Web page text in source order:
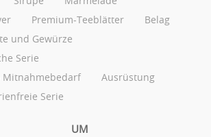
Premium-Teeblätter
Belag
und Gewürze
Serie
Mitnahmebedarf
Ausrüstung
Serie
UM